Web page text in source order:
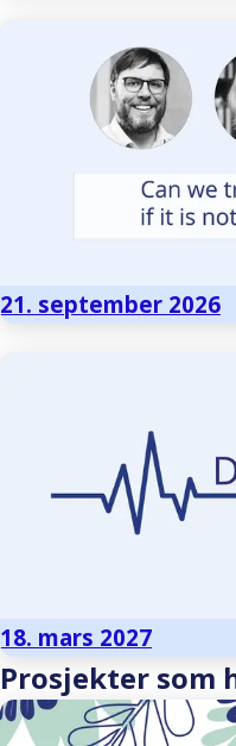
21. september 2026
18. mars 2027
Prosjekter som